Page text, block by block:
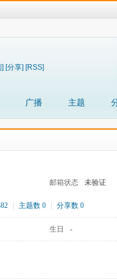
] [分享] [RSS]
广播 主题
邮箱状态 未验证
主题数 0 分享数 0
生日 -